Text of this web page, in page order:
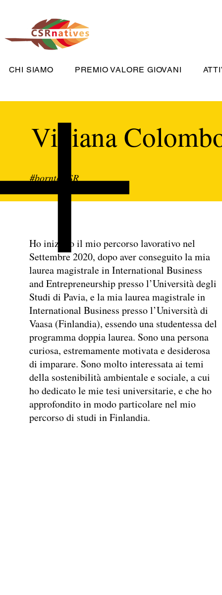
CHI SIAMO PREMIO VALORE GIOVANI
Viviana
#borntoCSR
Ho iniziato il mio percorso lavorativo nel
Settembre 2020, dopo aver conseguito la mia
laurea magistrale in International Business
and Entrepreneurship presso l’Università degli
Studi di Pavia, e la mia laurea magistrale in
International Business presso l’Università di
Vaasa (Finlandia), essendo una studentessa del
programma doppia laurea. Sono una persona
curiosa, estremamente motivata e desiderosa
di imparare. Sono molto interessata ai temi
della sostenibilità ambientale e sociale, a cui
ho dedicato le mie tesi universitarie, e che ho
approfondito in modo particolare nel mio
percorso di studi in Finlandia.